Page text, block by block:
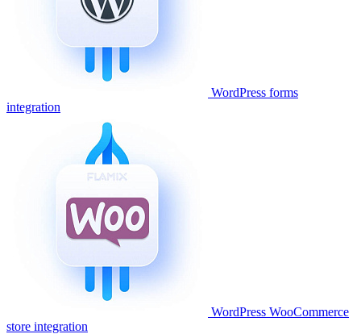
WordPress forms
integration
WordPress WooCommerce
store integration